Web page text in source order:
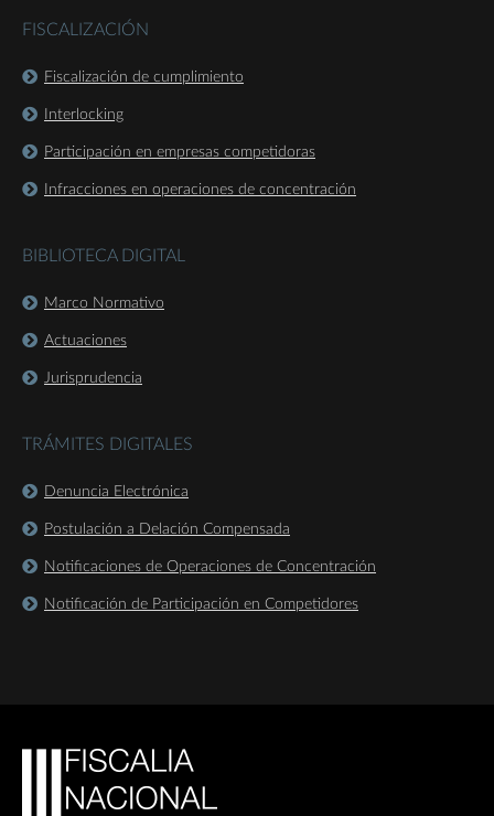
FISCALIZACIÓN
Fiscalización de cumplimiento
Interlocking
Participación en empresas competidoras
Infracciones en operaciones de concentración
BIBLIOTECA DIGITAL
Marco Normativo
Actuaciones
Jurisprudencia
TRÁMITES DIGITALES
Denuncia Electrónica
Postulación a Delación Compensada
Notificaciones de Operaciones de Concentración
Notificación de Participación en Competidores